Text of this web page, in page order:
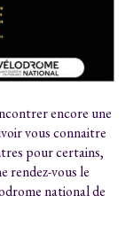
encore une
vous connaitre
pour certains,
rendez-vous le
national de